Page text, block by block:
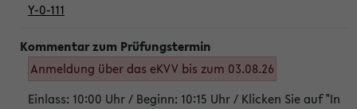
Y-0-111
Anmeldung über das eKVV bis zum 03.08.26
Einlass: 10:00 Uhr / Beginn: 10:15 Uhr / Klicken Sie auf "In